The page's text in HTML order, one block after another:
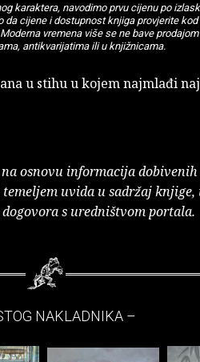
karaktera, navodimo prvu cijenu po
da cijene i dostupnost knjiga provjerite kod
vremena više se ne bave prodajom
antikvarijatima ili u knjižnicama.
u stihu u kojem najmlađi
osnovu informacija
uvida u sadržaj knjige,
s uredništvom portala.
NAKLADNIKA –